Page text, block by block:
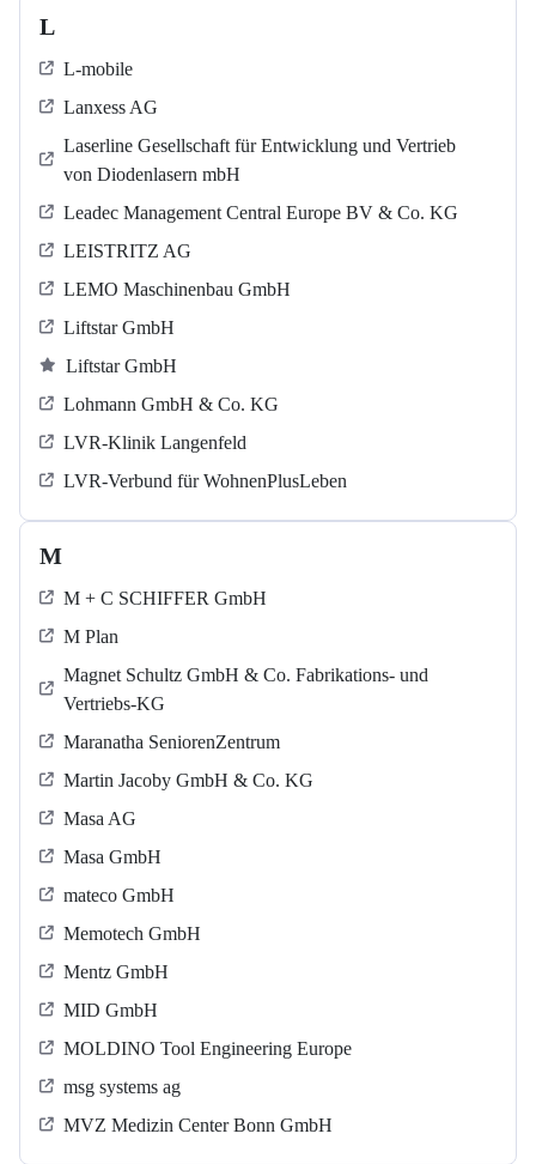
L
L-mobile
Lanxess AG
Laserline Gesellschaft für Entwicklung und Vertrieb
von Diodenlasern mbH
Leadec Management Central Europe BV & Co. KG
LEISTRITZ AG
LEMO Maschinenbau GmbH
Liftstar GmbH
Liftstar GmbH
Lohmann GmbH & Co. KG
LVR-Klinik Langenfeld
LVR-Verbund für WohnenPlusLeben
M
M + C SCHIFFER GmbH
M Plan
Magnet Schultz GmbH & Co. Fabrikations- und
Vertriebs-KG
Maranatha SeniorenZentrum
Martin Jacoby GmbH & Co. KG
Masa AG
Masa GmbH
mateco GmbH
Memotech GmbH
Mentz GmbH
MID GmbH
MOLDINO Tool Engineering Europe
msg systems ag
MVZ Medizin Center Bonn GmbH